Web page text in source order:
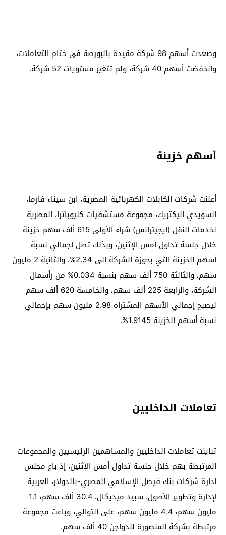
وصعدت أسهم 98 شركة مقيدة بالبورصة فى ختام التعاملات،
وانخفضت أسهم 40 شركة، ولم تتغير مستويات 52 شركة.
أسهم خزينة
أعلنت شركات الكابلات الكهربائية المصرية، ابن سيناء فارما،
السويدي إليكتريك، مجموعة مستشفيات كليوباترا، المصرية
لخدمات النقل (إيجيترانس) شراء الأولى 615 ألف سهم خزينة
خلال جلسة تداول أمس الإثنين، وبذلك تصل إجمالي نسبة
أسهم الخزينة التي بحوزة الشركة إلى 2.34%، والثانية 2 مليون
سهم، والثالثة 750 ألف سهم بنسبة 0.034% من رأسمال
الشركة، والرابعة 225 ألف سهم، والخامسة 620 ألف سهم
ليصبح إجمالي الأسهم المشتراه 2.98 مليون سهم بإجمالي
نسبة أسهم الخزينة 1.9145%.
تعاملات الداخليين
تباينت تعاملات الداخليين والمساهمين الرئيسيين والمجموعات
المرتبطة بهم خلال جلسة تداول أمس الإثنين، إذ باع مجلس
إدارة شركات بنك فيصل الإسلامي المصري-بالدولار، العربية
لإدارة وتطوير الأصول، سبيد ميديكال، 30.4 ألف سهم، 1.1
مليون سهم، 4.4 مليون سهم، على التوالي، وباعت مجموعة
مرتبطة بشركة المنصورة للدواجن 40 ألف سهم.